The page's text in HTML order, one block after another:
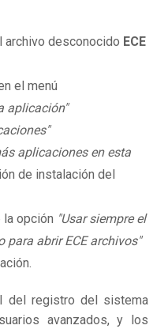
archivo desconocido ECE
el menú
aplicación"
aplicaciones en esta
de instalación del
la opción "Usar siempre el
para abrir ECE archivos"
del registro del sistema
avanzados, y los